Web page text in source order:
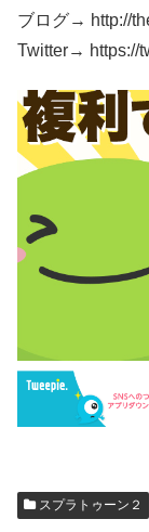
ブログ→ http://
Twitter→ https://
スプラトゥーン２